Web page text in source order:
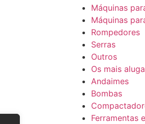
Máquinas
Máquinas
Rompedores
Serras
Outros
Os mais
Andaimes
Bombas
Ferramentas